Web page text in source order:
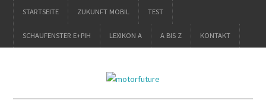
STARTSEITE ZUKUNFT MOBIL TEST
SCHAUFENSTER E+PIH LEXIKON A A BIS Z KONTAKT